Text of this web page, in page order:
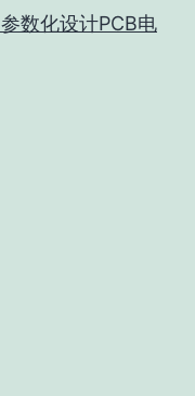
数化设计PCB电